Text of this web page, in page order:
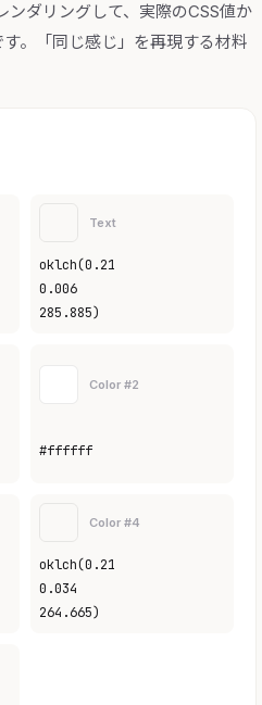
ンダリングして、実際のCSS値か
。「同じ感じ」を再現する材料
Text
oklch(0.21
0.006
285.885)
Color #2
#ffffff
Color #4
oklch(0.21
0.034
264.665)